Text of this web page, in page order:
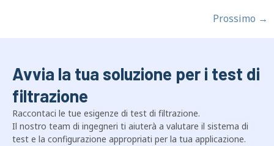
Prossimo →
Avvia la tua soluzione per i test di
filtrazione
Raccontaci le tue esigenze di test di filtrazione.
Il nostro team di ingegneri ti aiuterà a valutare il sistema di
test e la configurazione appropriati per la tua applicazione.